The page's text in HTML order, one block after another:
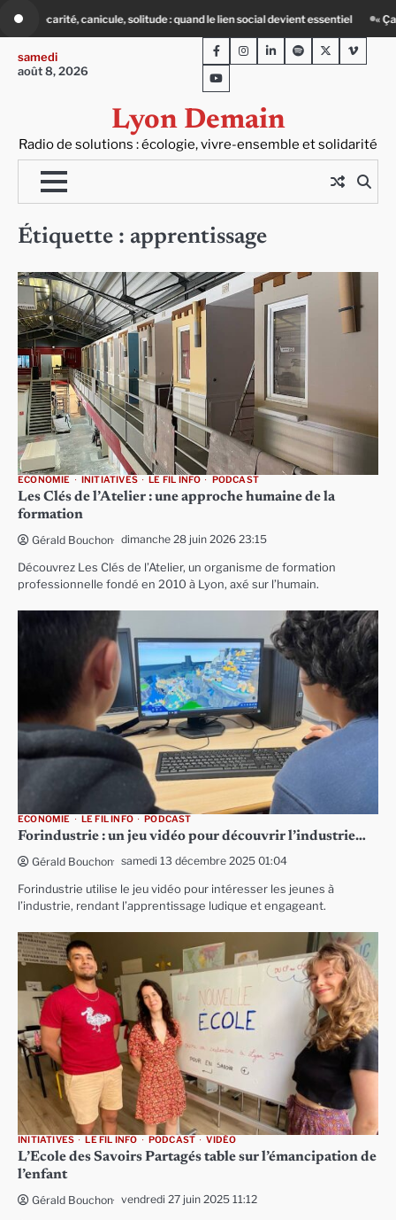
content
« Ça chauffe » : des acteurs du batiment face au défi climatique 80
samedi
août 8, 2026
Lyon Demain
Radio de solutions : écologie, vivre-ensemble et solidarité
FacebookInstagram
LinkedInSpotifyTwitterViméo
Youtube
Étiquette : apprentissage
ECONOMIE INITIATIVES LE FIL INFO PODCAST
Les Clés de l’Atelier : une approche humaine de la
formation
Gérald Bouchon dimanche 28 juin 2026 23:15
Découvrez Les Clés de l’Atelier, un organisme de formation
professionnelle fondé en 2010 à Lyon, axé sur l’humain.
ECONOMIE LE FIL INFO PODCAST
Forindustrie : un jeu vidéo pour découvrir l’industrie…
Gérald Bouchon samedi 13 décembre 2025 01:04
Forindustrie utilise le jeu vidéo pour intéresser les jeunes à
l’industrie, rendant l’apprentissage ludique et engageant.
INITIATIVES LE FIL INFO PODCAST VIDÉO
L’Ecole des Savoirs Partagés table sur l’émancipation de
l’enfant
Gérald Bouchon vendredi 27 juin 2025 11:12